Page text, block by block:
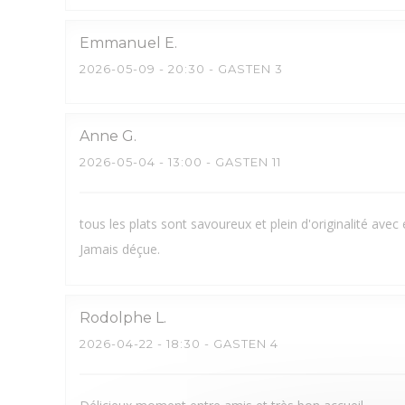
Emmanuel E
2026-05-09 - 20:30 - GASTEN 3
Anne G
2026-05-04 - 13:00 - GASTEN 11
tous les plats sont savoureux et plein d'originalité
Jamais déçue.
Rodolphe L
2026-04-22 - 18:30 - GASTEN 4